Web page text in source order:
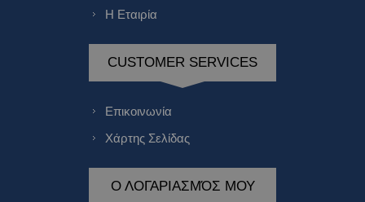
Η Εταιρία
CUSTOMER SERVICES
Επικοινωνία
Χάρτης Σελίδας
Ο ΛΟΓΑΡΙΑΣΜΌΣ ΜΟΥ